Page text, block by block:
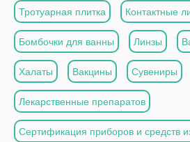
Тротуарная плитка Контактные
Бомбочки для ванны Линзы
Халаты Вакцины Сувениры
Лекарственные препаратов
Сертификация приборов и средств